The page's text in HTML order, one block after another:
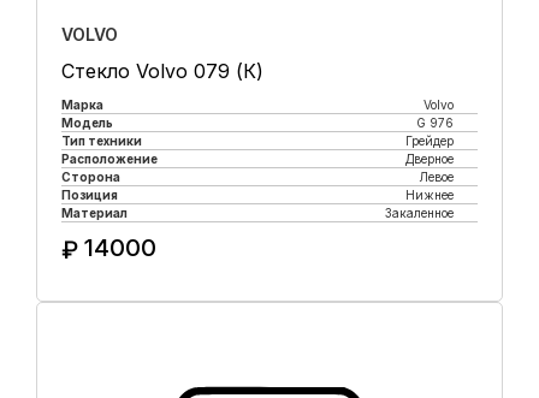
VOLVO
Стекло Volvo 079 (К)
Марка
Volvo
Модель
G 976
Тип техники
Грейдер
Расположение
Дверное
Сторона
Левое
Позиция
Нижнее
Материал
Закаленное
₽ 14000